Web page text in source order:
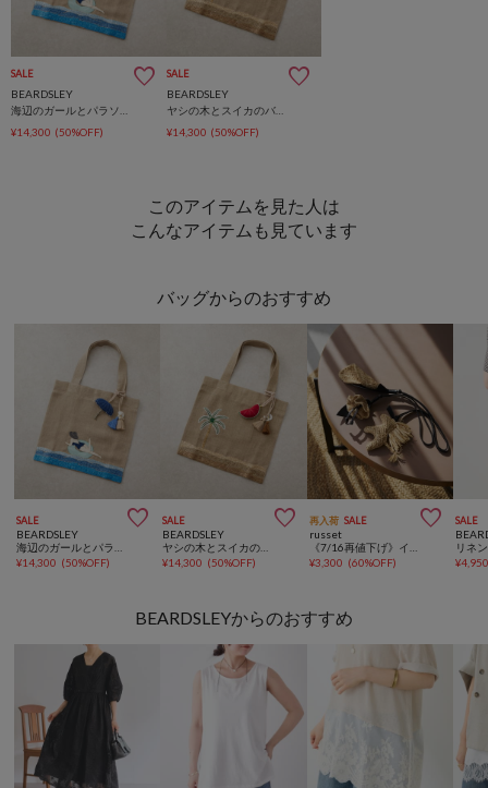
SALE
BEARDSLEY
¥14,300 (50%OFF)
SALE
BEARDSLEY
ヤシの木とスイカのバッグ《CITRUS》
¥14,300 (50%OFF)
このアイテムを見た人は
こんなアイテムも見ています
バッグからのおすすめ
SALE 
BEARDSLEY
海辺のガールとパラソルのバッグ《CITRUS》
¥14,300 (50%OFF)
SALE 
BEARDSLEY
ヤシの木とスイカのバッグ《CITRUS》
¥14,300 (50%OFF)
再入荷 SALE 
russet
《7/16再値下げ》インド製ラフィアチャーム
¥3,300 (60%OFF)
SALE
¥
BEARDSLEYからのおすすめ